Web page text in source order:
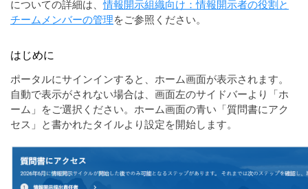
についての詳細は、情報開示組織向け：情報開示者の役割と
チームメンバーの管理をご参照ください。
はじめに
ポータルにサインインすると、ホーム画面が表示されます。
自動で表示がされない場合は、画面左のサイドバーより「ホ
ーム」をご選択ください。ホーム画面の青い「質問書にアク
セス」と書かれたタイルより設定を開始します。